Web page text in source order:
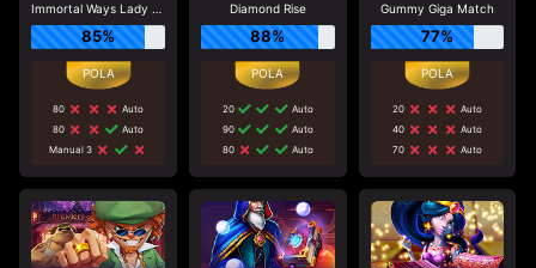
Immortal Ways Lady Moon
85%
80
Auto
80
Auto
Manual 3
Diamond Rise
88%
20
Auto
90
Auto
80
Auto
Gummy Giga Match
77%
20
Auto
40
Auto
70
Auto